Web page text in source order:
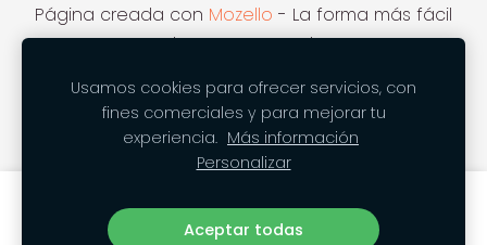
Página creada con Mozello - La forma más fácil
de crear una web.
Crea tu sitio web o tienda online con
Mozello.
Usamos cookies para ofrecer servicios, con
fines comerciales y para mejorar tu
experiencia. Más información
Personalizar
Aceptar todas